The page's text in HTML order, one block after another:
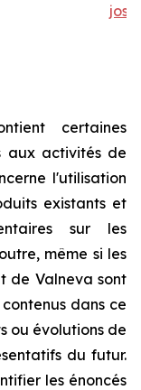
certaines
aux activités de
l'utilisation
existants et
sur les
même si les
de Valneva sont
dans ce
ou évolutions de
du futur.
les énoncés